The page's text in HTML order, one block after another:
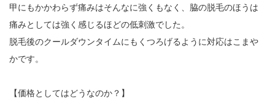
甲にもかかわらず痛みはそんなに強くもなく、脇の脱毛のほうは
痛みとしては強く感じるほどの低刺激でした。
脱毛後のクールダウンタイムにもくつろげるように対応はこまや
かです。
【価格としてはどうなのか？】